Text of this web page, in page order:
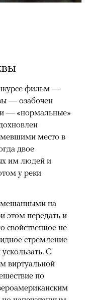
фильм —
— озабочен
— «нормальные»
место в
двое
им людей и
у реки
на
этом передать и
свойственное не
стремление
С
виртуальной
по